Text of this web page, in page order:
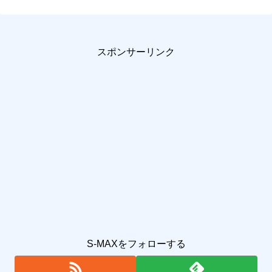
スポンサーリンク
S-MAXをフォローする